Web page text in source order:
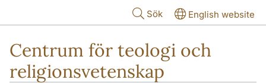
Sök English website
Centrum för teologi och
religionsvetenskap